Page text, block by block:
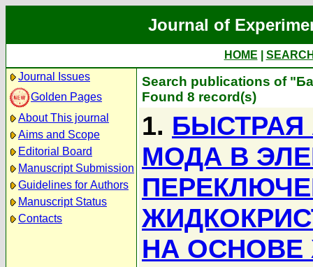
Journal of
HOME
Journal Issues
Golden Pages
About This journal
Aims and Scope
Editorial Board
Manuscript Submission
Guidelines for Authors
Manuscript Status
Contacts
Search publications of
Found 8 record(s)
1. БЫСТРАЯ
МОДА В
НА ОСНОВЕ